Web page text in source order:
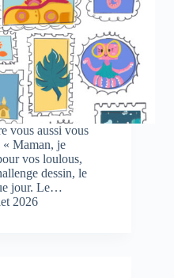
vous aussi vous
« Maman, je
vos loulous,
dessin, le
jour. Le…
2026